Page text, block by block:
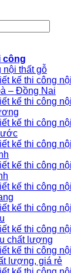
công
nội thất gỗ
kế thi công
– Đồng Nai
kế thi công
kế thi công
kế thi công
kế thi công
kế thi công
kế thi công
kế thi công
chất lượng
kế thi công
lượng, giá rẻ